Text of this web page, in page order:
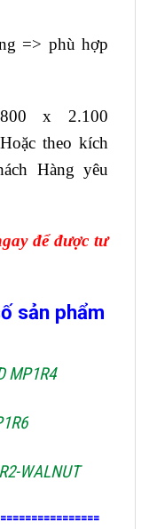
=> phù hợp
x 2.100
theo kích
Hàng yêu
để được tư
sản phẩm
MP1R4
WALNUT